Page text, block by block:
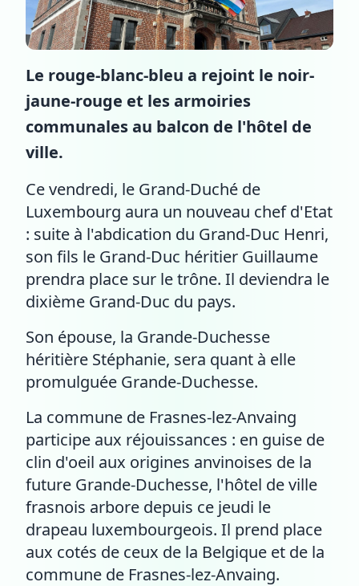
Le rouge-blanc-bleu a rejoint le noir-
jaune-rouge et les armoiries
communales au balcon de l'hôtel de
ville.
Ce vendredi, le Grand-Duché de
Luxembourg aura un nouveau chef d'Etat
: suite à l'abdication du Grand-Duc Henri,
son fils le Grand-Duc héritier Guillaume
prendra place sur le trône. Il deviendra le
dixième Grand-Duc du pays.
Son épouse, la Grande-Duchesse
héritière Stéphanie, sera quant à elle
promulguée Grande-Duchesse.
La commune de Frasnes-lez-Anvaing
participe aux réjouissances : en guise de
clin d'oeil aux origines anvinoises de la
future Grande-Duchesse, l'hôtel de ville
frasnois arbore depuis ce jeudi le
drapeau luxembourgeois. Il prend place
aux cotés de ceux de la Belgique et de la
commune de Frasnes-lez-Anvaing.